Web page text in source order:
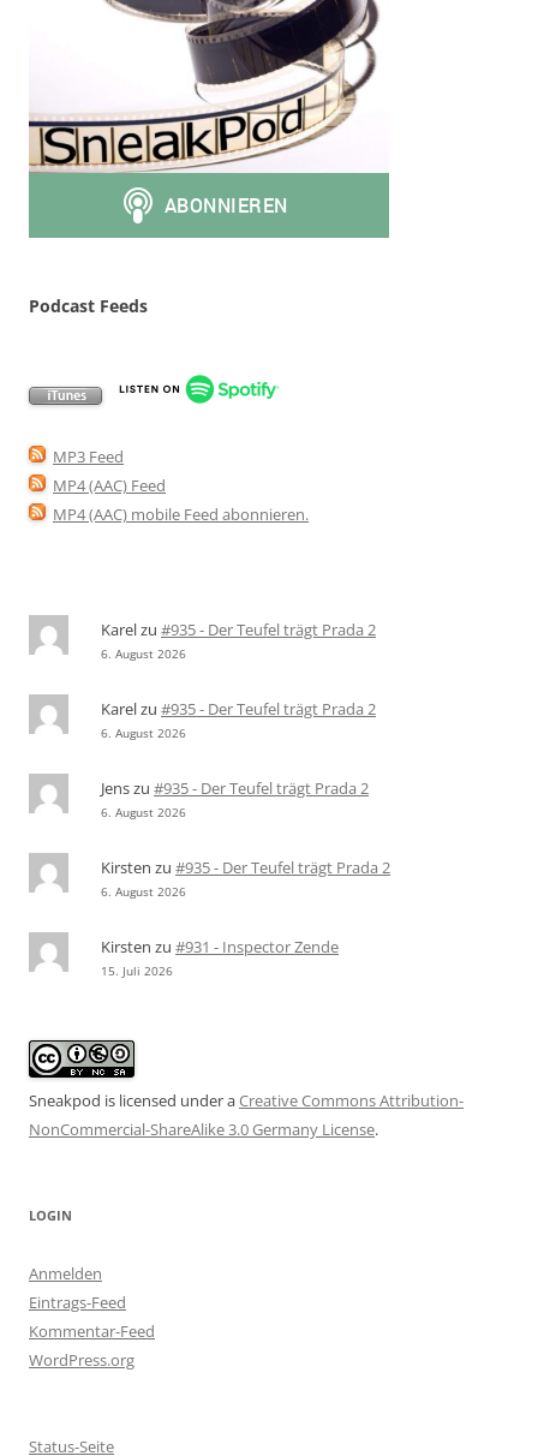
Podcast Feeds
MP3 Feed
MP4 (AAC) Feed
MP4 (AAC) mobile Feed abonnieren.
Karelzu #935 - Der Teufel trägt Prada 2
6. August 2026
Karelzu #935 - Der Teufel trägt Prada 2
6. August 2026
Jenszu #935 - Der Teufel trägt Prada 2
6. August 2026
Kirsten zu #935 - Der Teufel trägt Prada 2
6. August 2026
Kirsten zu #931 - Inspector Zende
15. Juli 2026
Sneakpod is licensed under aCreative Commons Attribution-
NonCommercial-ShareAlike 3.0 Germany License.
LOGIN
Anmelden
Eintrags-Feed
Kommentar-Feed
WordPress.org
Status-Seite